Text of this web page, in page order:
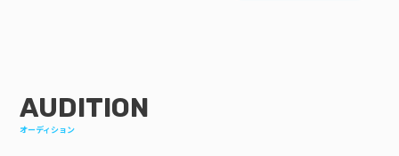
AUDITION
オーディション